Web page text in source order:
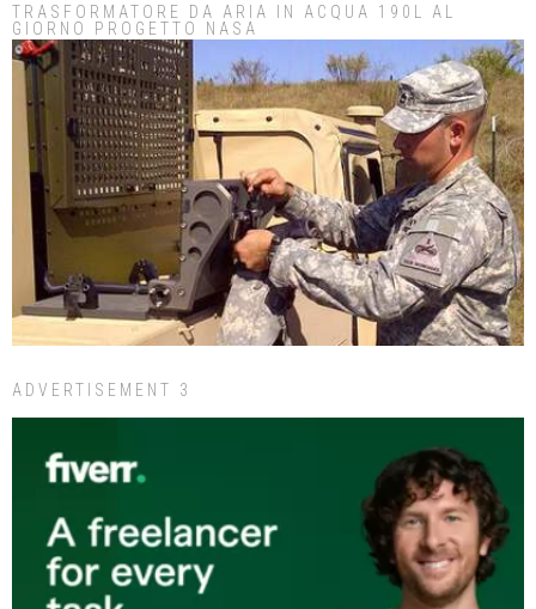
TRASFORMATORE DA ARIA IN ACQUA 190L AL
GIORNO PROGETTO NASA
ADVERTISEMENT 3